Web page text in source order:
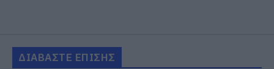
ΔΙΑΒΑΣΤΕ ΕΠΙΣΗΣ